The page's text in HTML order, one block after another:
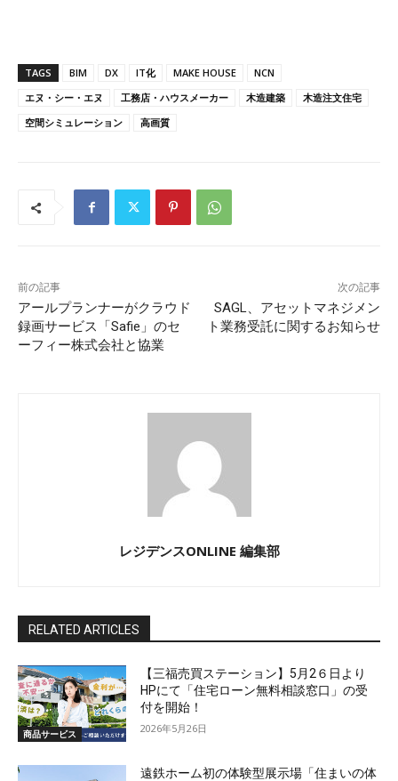
TAGS BIM DX IT化 MAKE HOUSE
NCN
エヌ・シー・エヌ
工務店・ハウスメーカー 木造建築
木造注文住宅
空間シミュレーション
高画質
前の記事
アールプランナーがクラウド
録画サービス「Safie」のセ
ーフィー株式会社と協業
次の記事
SAGL、アセットマネジメン
ト業務受託に関するお知らせ
レジデンスONLINE 編集部
RELATED ARTICLES
商品サービス
【三福売買ステーション】5月2６日より
HPにて「住宅ローン無料相談窓口」の受
付を開始！
2026年5月26日
遠鉄ホーム初の体験型展示場「住まいの体